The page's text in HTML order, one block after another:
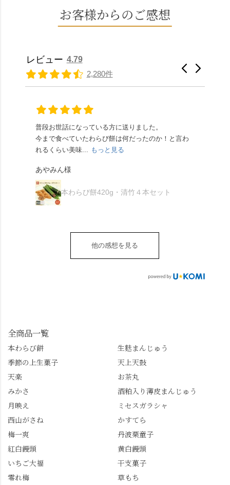
ぐにいただけます。 ち
なみに、京きなこは通
種類があります。 ※私
たちの間では、「みず
はさんといえばわらび
納得です。種類は断ト
ツに京きなこが人気で
すが、私はどれも同じ
くらい好きです。 ※京
は抹茶きなこが付いて
ますが、追加でかけな
くても十分おいしくい
ただけます。 店内には
ップがあります。店員
さんに一言お声かけて
きました。 •お茶丸 •天
上天鼓 •天楽 •完熟南紅
梅ゼリー 上記4点も定番
の和菓子。 完熟南紅梅
を実施中。期限は
7/26（日）。但し、「み
ゼリーは生の写真を撮
りたかったのですが、
崩れてしまいました。
春日"。鯉沢の池には白
いスイレンが咲き、神
馳せた小塩山のふもと
「満開に出会えたら千
の願いが叶う」…来
り。器まで美しくて、
事な石の寺「正法寺」
へ。青もみじがきらき
な…」と半ば諦めてい
たら、上の方にはまだ
瑞々しい花がたくさん
✨ちょうどこの日から
始まった「あじさい供
養」で、池に浮かぶあ
じさいにも出会えるか
も。 天然記念物の「遊
龍の松」は、地を這う
ように伸びる主幹がま
味しかったです。うい
ろう生地は歯応えもあ
さだったため、とても
頂きやすかったです。
ありがたく、美味しく
でした。 ・ 今年も変わ
茅の輪をくぐらせて頂
き、水無月にも出会え
夏を迎えられることに
感謝しています。あり
がとうございます🙏 ・
お皿は原稔さん
（@hara_minoru）「角
水無月 #原稔 さん #和
も麗しいものばかり👀
「本わらび餅」は、も
と和三盆の風味が広が
ります🥰 抹茶味もあ
り、こちらには宇治抹
ぞれにきな粉、抹茶き
な粉がついているの
北川
（元日のみ休業）
**************
ちの日常の魅力を発信
ツ #みずは北川 #わらび
お客様からのご感想
レビュー 4.79
2,280件
普段お世話になっている方に送りました。
今まで食べていたわらび餅は何だったのか！と言わ
れるくらい美味...
もっと見る
あやみん様
本わらび餅420g・清竹４本セット
他の感想を見る
全商品一覧
本わらび餅
生麩まんじゅう
季節の上生菓子
天上天鼓
天楽
お茶丸
みかさ
酒粕入り薄皮まんじゅう
月映え
ミセスガラシャ
西山がさね
かすてら
梅一爽
丹波栗童子
紅白饅頭
黄白饅頭
いちご大福
干支菓子
零れ梅
草もち